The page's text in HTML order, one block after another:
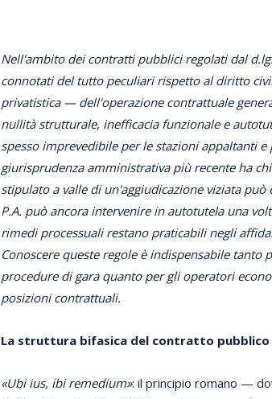
Nell'ambito dei contratti pubblici regolati dal
connotati del tutto peculiari rispetto al diritto
privatistica — dell'operazione contrattuale
nullità strutturale, inefficacia funzionale e
spesso imprevedibile per le stazioni appaltanti
giurisprudenza amministrativa più recente ha
stipulato a valle di un'aggiudicazione viziata
P.A. può ancora intervenire in autotutela una
rimedi processuali restano praticabili negli
Conoscere queste regole è indispensabile tanto
procedure di gara quanto per gli operatori
posizioni contrattuali.
La struttura bifasica del contratto pubblico
«Ubi ius, ibi remedium»: il principio romano —